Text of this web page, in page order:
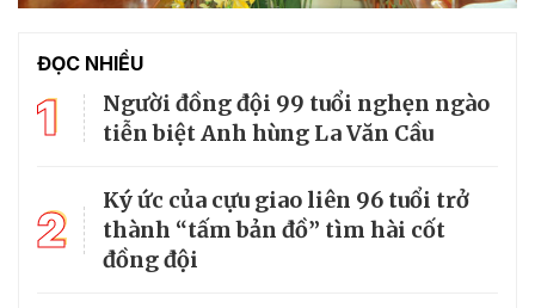
ĐỌC NHIỀU
1
Người đồng đội 99 tuổi nghẹn ngào
tiễn biệt Anh hùng La Văn Cầu
2
Ký ức của cựu giao liên 96 tuổi trở
thành “tấm bản đồ” tìm hài cốt
đồng đội